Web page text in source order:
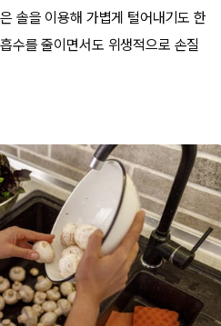
솔을 이용해 가볍게 털어내기도 한
수를 줄이면서도 위생적으로 손질